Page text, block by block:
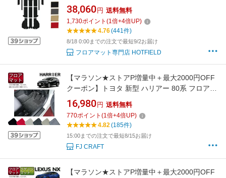
応 フロアマット＋ステップマット＋トランクマ
ット ラゲッジマット ◆重厚Profound
HOTFIELD 光触媒抗菌加工 送料無料 カーマッ
ト 内装パーツ toyota カー用品 車用 車用品 日
本製
38,060 円 送料無料
1,730ポイント (1倍+4倍UP)
4.76(441件)
8/18 0:00までの注文で最短9/2お届け
フロアマット専門店 HOTFIELD
【マラソン★ストアP増量中＋最大2000円OFF
クーポン】トヨタ 新型 ハリアー 80系 フロアマ
ット （プレミアム） ゴム 防水 日本製 空気触媒
加工
16,980 円 送料無料
770ポイント (1倍+4倍UP)
4.82(185件)
15:00までの注文で最短8/15お届け
FJ CRAFT
【マラソン★ストアP増量中＋最大2000円OFF